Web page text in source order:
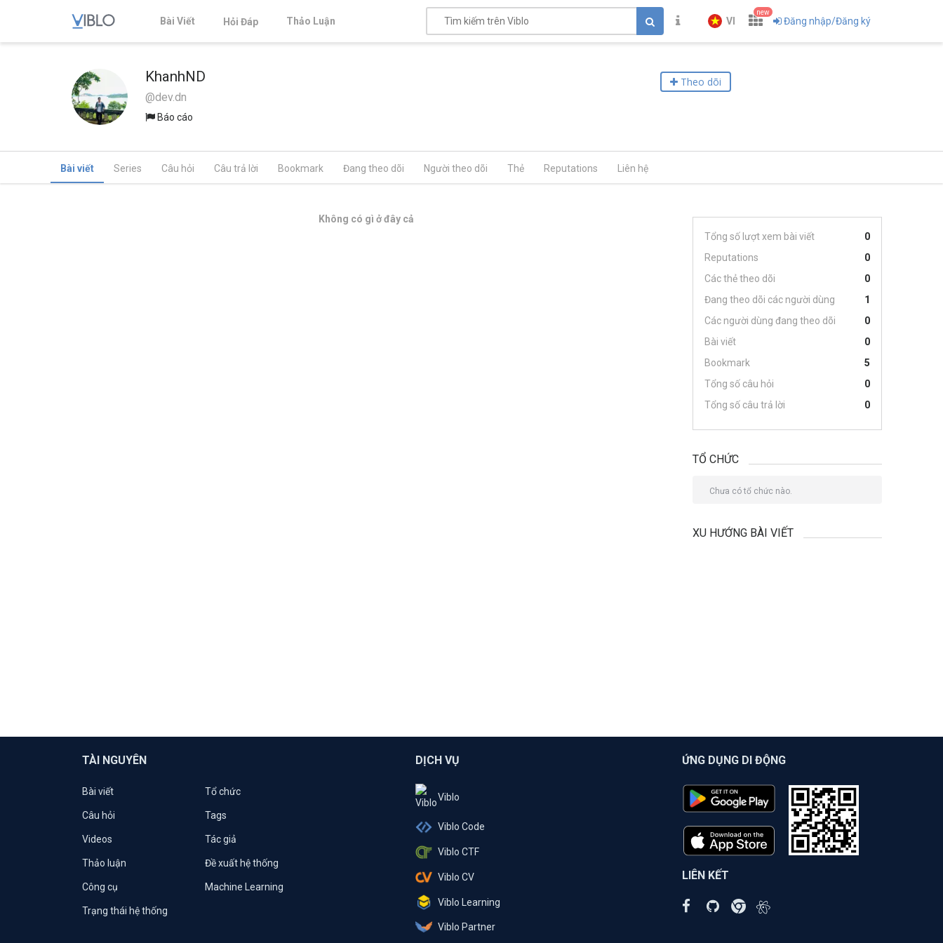
Bài Viết Hỏi Đáp Thảo Luận VI
new
Đăng nhập/Đăng ký
KhanhND
@dev.dn
Báo cáo
Theo dõi
Bài viết Series Câu hỏi Câu trả lời Bookmark Đang theo dõi Người theo dõi Thẻ Reputations Liên hệ
Không có gì ở đây cả
Tổng số lượt xem bài viết
0
Reputations
0
Các thẻ theo dõi
0
Đang theo dõi các người dùng
1
Các người dùng đang theo dõi
0
Bài viết
0
Bookmark
5
Tổng số câu hỏi
0
Tổng số câu trả lời
0
TỔ CHỨC
Chưa có tổ chức nào.
XU HƯỚNG BÀI VIẾT
TÀI NGUYÊN
Bài viết Tổ chức
Câu hỏi Tags
Videos Tác giả
Thảo luận Đề xuất hệ thống
Công cụ Machine Learning
Trạng thái hệ thống
DỊCH VỤ
Viblo
Viblo Code
Viblo CTF
Viblo CV
Viblo Learning
Viblo Partner
ỨNG DỤNG DI ĐỘNG
LIÊN KẾT